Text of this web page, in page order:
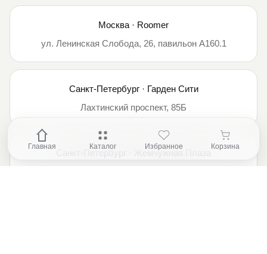
Главная Каталог Избранное Корзина
Москва · Roomer
ул. Ленинская Слобода, 26, павильон А160.1
Санкт-Петербург · Гарден Сити
Лахтинский проспект, 85Б
Санкт-Петербург · Жемчужная Плаза